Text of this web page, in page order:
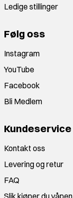
Ledige stillinger
Følg oss
Instagram
YouTube
Facebook
Bli Medlem
Kundeservice
Kontakt oss
Levering og retur
FAQ